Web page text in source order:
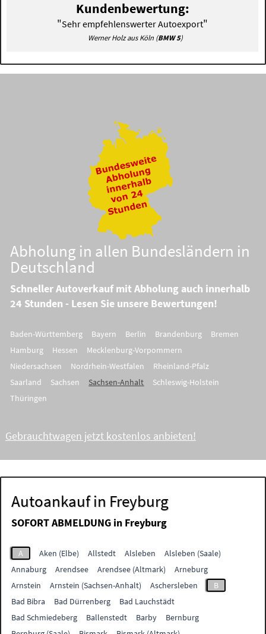
Kundenbewertung:
"Sehr empfehlenswerter Autoexport"
Werner Holz aus Köln (BMW 5)
Abholung in allen Bundesländern in
Deutschland
Schneller Autoverkauf mit Abholung auch innerhalb
24 Stunden - Lesen Sie unsere Bewertungen!
Baden-Württemberg Bayern Berlin Brandenburg
Bremen
Hamburg
Hessen
Mecklenburg-Vorpommern
Niedersachsen
Nordrhein-Westfalen
Rheinland-Pfalz
Saarland
Sachsen Sachsen-Anhalt
Schleswig-Holstein
Thüringen
Gebrauchtwagen jetzt kostenlos anbieten!
Autoankauf in Freyburg
SOFORT ABMELDUNG in Freyburg
A Aken (Elbe) Allstedt Alsleben
Alsleben (Saale)
Annaburg
Arendsee Arendsee (Altmark)
Arneburg
Arnstein
Arnstein (Sachsen-Anhalt) Aschersleben
B
Bad Bibra
Bad Dürrenberg
Bad Lauchstädt
Bad Schmiedeberg
Ballenstedt Barby
Bernburg